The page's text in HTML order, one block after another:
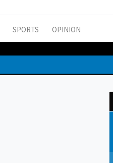
SPORTS OPINION